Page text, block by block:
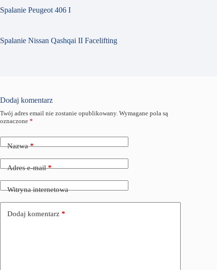
Spalanie Peugeot 406 I
Spalanie Nissan Qashqai II Facelifting
Dodaj komentarz
Twój adres email nie zostanie opublikowany. Wymagane pola są
oznaczone *
Nazwa*
Adres e-mail*
Witryna internetowa
Dodaj komentarz *